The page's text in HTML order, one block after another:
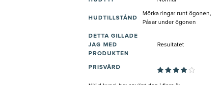
HUDTILLSTÅND
Mörka ringar runt ögonen,
Påsar under ögonen
DETTA GILLADE
JAG MED
PRODUKTEN
Resultatet
PRISVÄRD